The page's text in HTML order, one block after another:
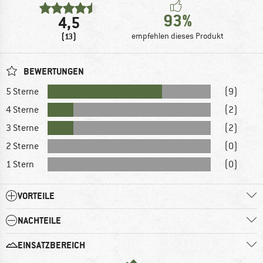
4,5
(13)
93%
empfehlen dieses Produkt
BEWERTUNGEN
5 Sterne
(9)
4 Sterne
(2)
3 Sterne
(2)
2 Sterne
(0)
1 Stern
(0)
VORTEILE
NACHTEILE
EINSATZBEREICH